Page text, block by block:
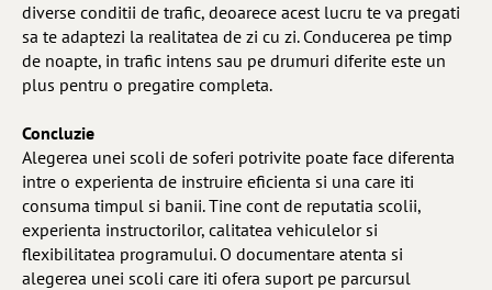
diverse conditii de trafic, deoarece acest lucru te va pregati
sa te adaptezi la realitatea de zi cu zi. Conducerea pe timp
de noapte, in trafic intens sau pe drumuri diferite este un
plus pentru o pregatire completa.
Concluzie
Alegerea unei scoli de soferi potrivite poate face diferenta
intre o experienta de instruire eficienta si una care iti
consuma timpul si banii. Tine cont de reputatia scolii,
experienta instructorilor, calitatea vehiculelor si
flexibilitatea programului. O documentare atenta si
alegerea unei scoli care iti ofera suport pe parcursul